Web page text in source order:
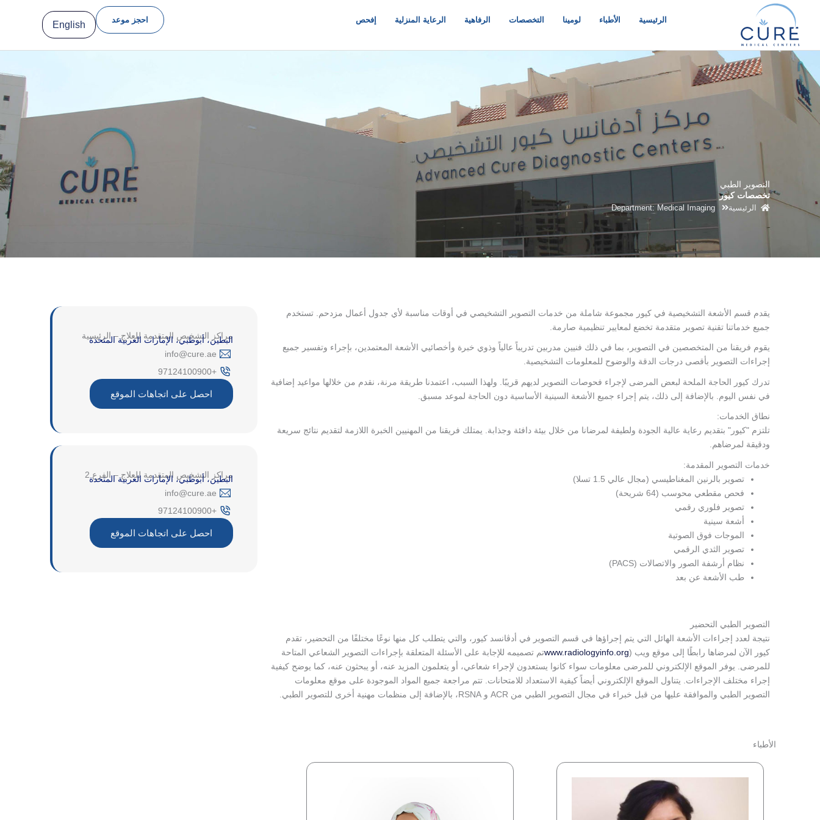
المحتوى
الرئيسية الأطباء لومينا التخصصات الرفاهية الرعاية المنزلية إفحص احجز موعد English
التصوير الطبي
تخصصات كيور
الرئيسية Department: Medical Imaging
يقدم قسم الأشعة التشخيصية في كيور مجموعة شاملة من خدمات التصوير التشخيصي في أوقات مناسبة لأي جدول أعمال مزدحم. تستخدم
جميع خدماتنا تقنية تصوير متقدمة تخضع لمعايير تنظيمية صارمة.
يقوم فريقنا من المتخصصين في التصوير، بما في ذلك فنيين مدربين تدريباً عالياً وذوي خبرة وأخصائيي الأشعة المعتمدين، بإجراء وتفسير جميع
إجراءات التصوير بأقصى درجات الدقة والوضوح للمعلومات التشخيصية.
تدرك كيور الحاجة الملحة لبعض المرضى لإجراء فحوصات التصوير لديهم قريبًا. ولهذا السبب، اعتمدنا طريقة مرنة، نقدم من خلالها مواعيد إضافية
في نفس اليوم. بالإضافة إلى ذلك، يتم إجراء جميع الأشعة السينية الأساسية دون الحاجة لموعد مسبق.
نطاق الخدمات:
تلتزم "كيور" بتقديم رعاية عالية الجودة ولطيفة لمرضانا من خلال بيئة دافئة وجذابة. يمتلك فريقنا من المهنيين الخبرة اللازمة لتقديم نتائج سريعة
ودقيقة لمرضاهم.
خدمات التصوير المقدمة:
تصوير بالرنين المغناطيسي (مجال عالي 1.5 تسلا)
فحص مقطعي محوسب (64 شريحة)
تصوير فلوري رقمي
أشعة سينية
الموجات فوق الصوتية
تصوير الثدي الرقمي
نظام أرشفة الصور والاتصالات (PACS)
طب الأشعة عن بعد
التصوير الطبي التحضير
نتيجة لعدد إجراءات الأشعة الهائل التي يتم إجراؤها في قسم التصوير في أدڤانسد كيور، والتي يتطلب كل منها نوعًا مختلفًا من التحضير، تقدم
كيور الآن لمرضاها رابطًا إلى موقع ويب (www.radiologyinfo.orgتم تصميمه للإجابة على الأسئلة المتعلقة بإجراءات التصوير الشعاعي المتاحة
للمرضى. يوفر الموقع الإلكتروني للمرضى معلومات سواء كانوا يستعدون لإجراء شعاعي، أو يتعلمون المزيد عنه، أو يبحثون عنه، كما يوضح كيفية
إجراء مختلف الإجراءات. يتناول الموقع الإلكتروني أيضاً كيفية الاستعداد للامتحانات. تتم مراجعة جميع المواد الموجودة على موقع معلومات
التصوير الطبي والموافقة عليها من قبل خبراء في مجال التصوير الطبي من ACR و RSNA، بالإضافة إلى منظمات مهنية أخرى للتصوير الطبي.
مراكز التشخيص المتقدمة للعلاج – الرئيسية
البطين، أبوظبي، الإمارات العربية المتحدة
‎info@cure.ae‎
+97124100900
احصل على اتجاهات الموقع
مراكز التشخيص المتقدمة للعلاج – الفرع 2
البطين، أبوظبي، الإمارات العربية المتحدة
‎info@cure.ae‎
+97124100900
احصل على اتجاهات الموقع
الأطباء